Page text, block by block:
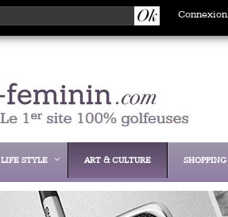
Connexion
LIFE STYLE ART & CULTURE SHOPPING